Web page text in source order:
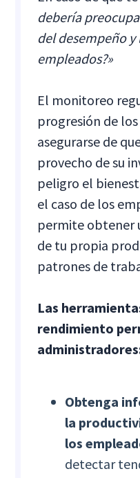
debería
del desempeño
empleados?»
El monitoreo
progresión de
asegurarse de
provecho de su
peligro el
el caso de los
permite obtener
de tu propia
patrones de
Las
rendimiento
Obtenga
la
los
detectar